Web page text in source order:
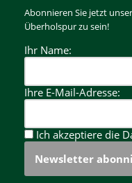
Abonnieren Sie jetzt
Überholspur zu sein!
Ihr Name:
Ihre E-Mail-Adresse:
Ich akzeptiere die